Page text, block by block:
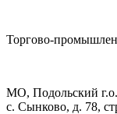
Торгово-
МО, Подольский
с. Сынково, д. 78,